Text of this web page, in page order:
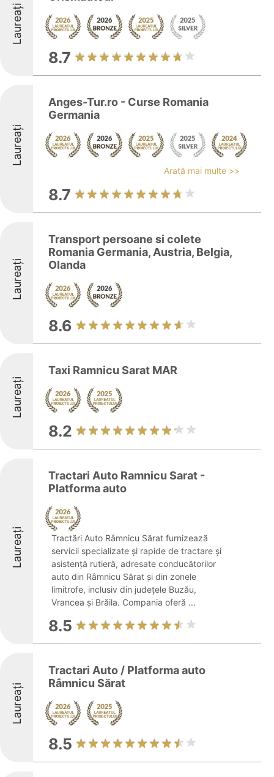
Laureați
8.7
Laureați
Anges-Tur.ro - Curse Romania
Germania
Arată mai multe >>
8.7
Laureați
Transport persoane si colete
Romania Germania, Austria, Belgia,
Olanda
8.6
Laureați
Taxi Ramnicu Sarat MAR
8.2
Laureați
Tractari Auto Ramnicu Sarat -
Platforma auto
Tractări Auto Râmnicu Sărat furnizează
servicii specializate și rapide de tractare și
asistență rutieră, adresate conducătorilor
auto din Râmnicu Sărat și din zonele
limitrofe, inclusiv din județele Buzău,
Vrancea și Brăila. Compania oferă ...
8.5
Laureați
Tractari Auto / Platforma auto
Râmnicu Sărat
8.5